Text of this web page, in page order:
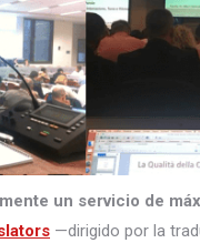
un servicio de
—dirigido por la